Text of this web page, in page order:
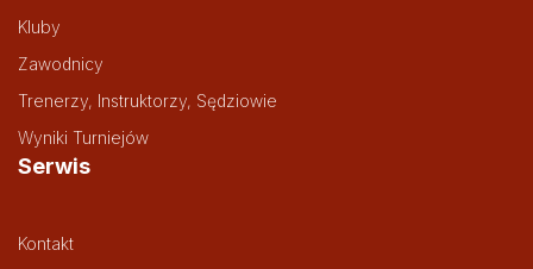
Kluby
Zawodnicy
Trenerzy, Instruktorzy, Sędziowie
Wyniki Turniejów
Serwis
Kontakt